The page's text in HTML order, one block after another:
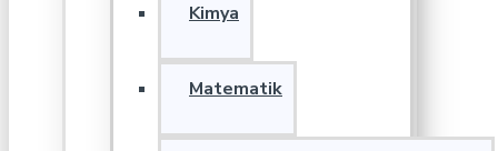
Kimya
Matematik